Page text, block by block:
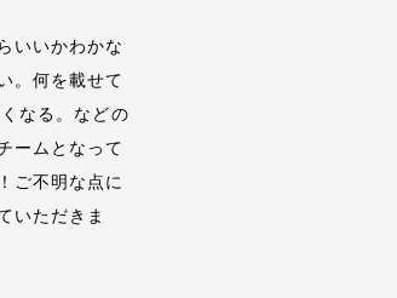
いいかわかな
。何を載せて
なる。などの
ームとなって
ご不明な点に
いただきま